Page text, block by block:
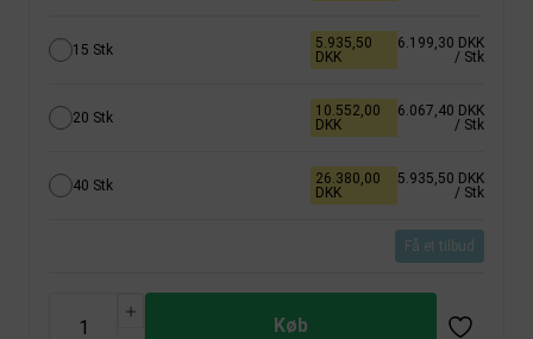
15 Stk
5.935,50
DKK
6.199,30 DKK
/ Stk
20 Stk
10.552,00
DKK
6.067,40 DKK
/ Stk
40 Stk
26.380,00
DKK
5.935,50 DKK
/ Stk
Få et tilbud
Køb